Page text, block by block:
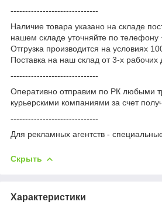
------------------------------
Наличие товара указано на складе
нашем складе уточняйте по телефону
Отгрузка производится на условиях
Поставка на наш склад от 3-x рабочих
------------------------------
Оперативно отправим по РК любыми
курьерскими компаниями за счет
------------------------------
Для рекламных агентств -
Скрыть
Характеристики